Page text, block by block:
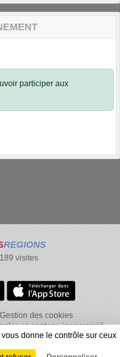
participer aux
REGIONS
visites
Gestion des cookies
un contenu inapproprié
donne le contrôle sur ceux